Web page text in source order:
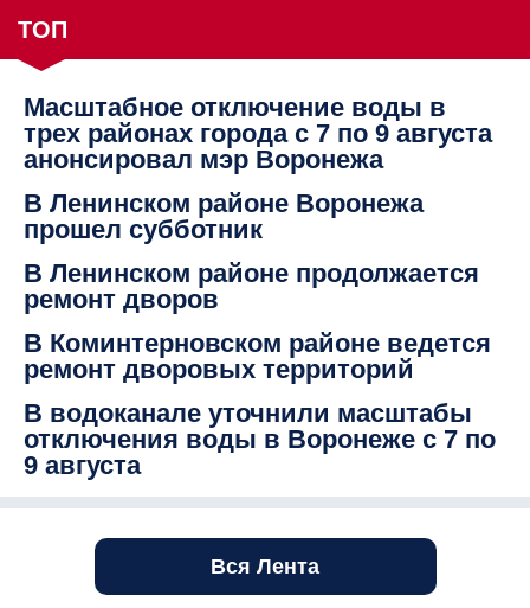
ТОП
Масштабное отключение воды в
трех районах города с 7 по 9 августа
анонсировал мэр Воронежа
В Ленинском районе Воронежа
прошел субботник
В Ленинском районе продолжается
ремонт дворов
В Коминтерновском районе ведется
ремонт дворовых территорий
В водоканале уточнили масштабы
отключения воды в Воронеже с 7 по
9 августа
Вся Лента